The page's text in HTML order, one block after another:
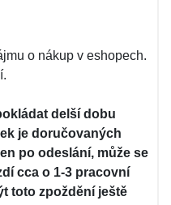
o nákup v eshopech.
delší dobu
je doručovaných
po odeslání, může se
cca o 1-3 pracovní
toto zpoždění ještě